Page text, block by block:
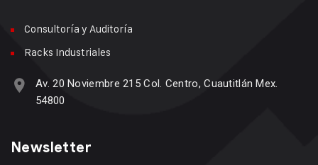
Consultoría y Auditoría
Racks Industriales
Av. 20 Noviembre 215 Col. Centro, Cuautitlán Mex.
54800
Newsletter